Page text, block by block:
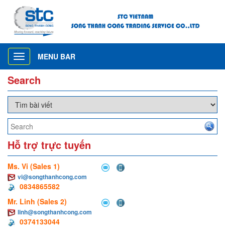
Toggle
navigation
MENU BAR
Search
Hỗ trợ trực tuyến
Ms. Vi (Sales 1)
vi@songthanhcong.com
0834865582
Mr. Linh (Sales 2)
linh@songthanhcong.com
0374133044